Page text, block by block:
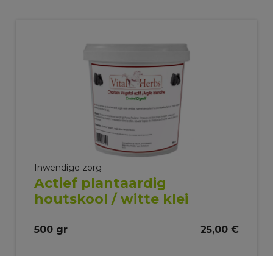
Inwendige zorg
Actief plantaardig
houtskool / witte klei
500 gr 25,00 €